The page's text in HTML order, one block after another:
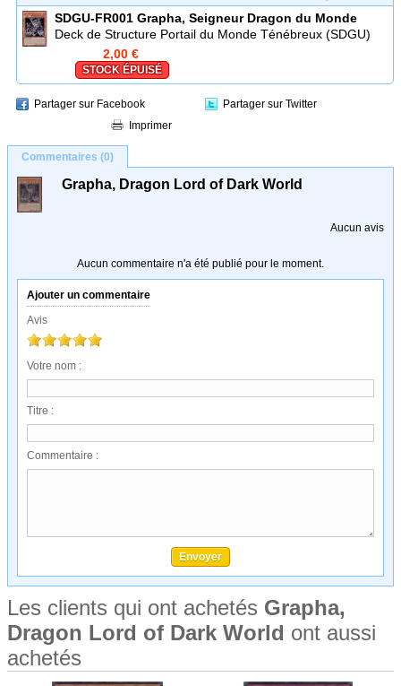
SDGU-FR001 Grapha, Seigneur Dragon du Monde
Ténébreux
Deck de Structure Portail du Monde Ténébreux (SDGU)
2,00 €
STOCK ÉPUISÉ
Partager sur Facebook
Partager sur Twitter
Imprimer
Commentaires (0)
Grapha, Dragon Lord of Dark World
Aucun avis
Aucun commentaire n'a été publié pour le moment.
Ajouter un commentaire
Avis
Votre nom :
Titre :
Commentaire :
Les clients qui ont achetés Grapha,
Dragon Lord of Dark World ont aussi
achetés